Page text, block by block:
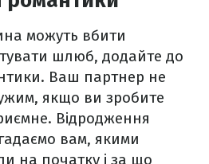
можуть вбити
шлюб, додайте до
Ваш партнер не
якщо ви зробите
Відродження
вам, якими
на початку і за що